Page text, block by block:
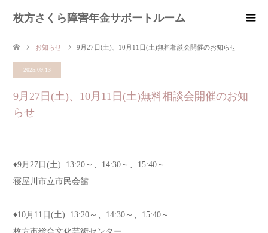
枚方さくら障害年金サポートルーム
お知らせ 9月27日(土)、10月11日(土)無料相談会開催のお知らせ
2025.09.13
9月27日(土)、10月11日(土)無料相談会開催のお知
らせ
♦︎9月27日(土) 13:20～、14:30～、15:40～
寝屋川市立市民会館
♦︎10月11日(土) 13:20～、14:30～、15:40～